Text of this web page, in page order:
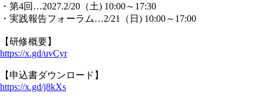
・第4回…2027.2/20（土) 10:00～17:30
・実践報告フォーラム…2/21（日) 10:00～17:00
【研修概要】
https://x.gd/uvCyr
【申込書ダウンロード】
https://x.gd/j8kXs